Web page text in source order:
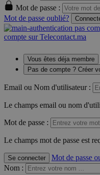
Mot de passe :
Mot de passe oublié?
compte sur Telecontact.ma
Vous êtes déja membre
Pas de compte ? Créer
Email ou Nom d'utilisateur :
Le champs email ou nom
Mot de passe :
Le champs mot de passe est
Se connecter
Mot de passe
Nom :